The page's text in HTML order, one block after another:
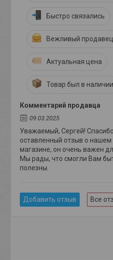
Быстро связались
Вежливый продавец
Актуальная цена
Товар был в наличии
Комментарий продавца
09.03.2025
Уважаемый, Сергей!
оставленный отзыв о нашем
магазине, он очень важен
Мы рады, что смогли Вам
полезны.
Добавить отзыв Все